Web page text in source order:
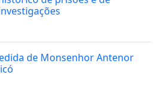
de Monsenhor Antenor